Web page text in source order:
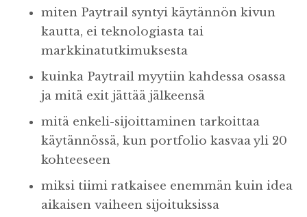
miten Paytrail syntyi käytännön kivun
kautta, ei teknologiasta tai
markkinatutkimuksesta
kuinka Paytrail myytiin kahdessa osassa
ja mitä exit jättää jälkeensä
mitä enkeli-sijoittaminen tarkoittaa
käytännössä, kun portfolio kasvaa yli 20
kohteeseen
miksi tiimi ratkaisee enemmän kuin idea
aikaisen vaiheen sijoituksissa